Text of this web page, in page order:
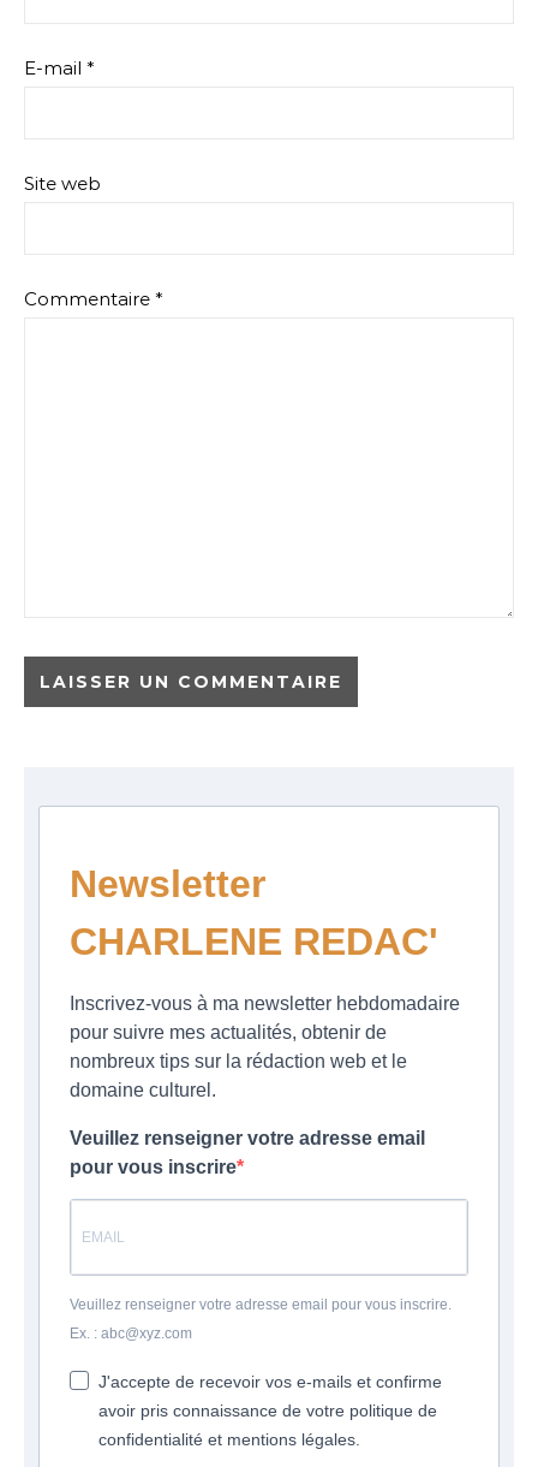
E-mail *
Site web
Commentaire *
Newsletter
CHARLENE REDAC'
Inscrivez-vous à ma newsletter hebdomadaire
pour suivre mes actualités, obtenir de
nombreux tips sur la rédaction web et le
domaine culturel.
Veuillez renseigner votre adresse email
pour vous inscrire
Veuillez renseigner votre adresse email pour vous inscrire.
Ex. : abc@xyz.com
J'accepte de recevoir vos e-mails et confirme
avoir pris connaissance de votre politique de
confidentialité et mentions légales.